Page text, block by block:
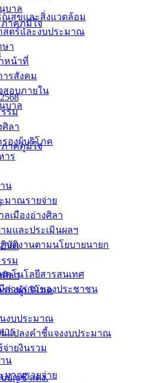
บาล
ภาคภูมิใจ
รม
ศิลา
องผู้บริโภค
าร
น
มาณรายจ่าย
เมืองอ่างศิลา
มและประเมินผลฯ
บัติงานตามนโยบายนายก
คโนโลยีสารสนเทศ
ส่วนร่วมของประชาชน
นงบประมาณ
นแปลงคำชี้แจงงบประมาณ
ายงินรวม
บบัญชี สตง.
ณสุขและสิ่งแวดล้อม
สตร์และงบประมาณ
ษา
หน้าที่
ารสังคม
สอบภายใน
บาล
ภาคภูมิใจ
รม
ศิลา
องผู้บริโภค
าร
น
มาณรายจ่าย
ย-ปี-2567ดาวน์โหลด